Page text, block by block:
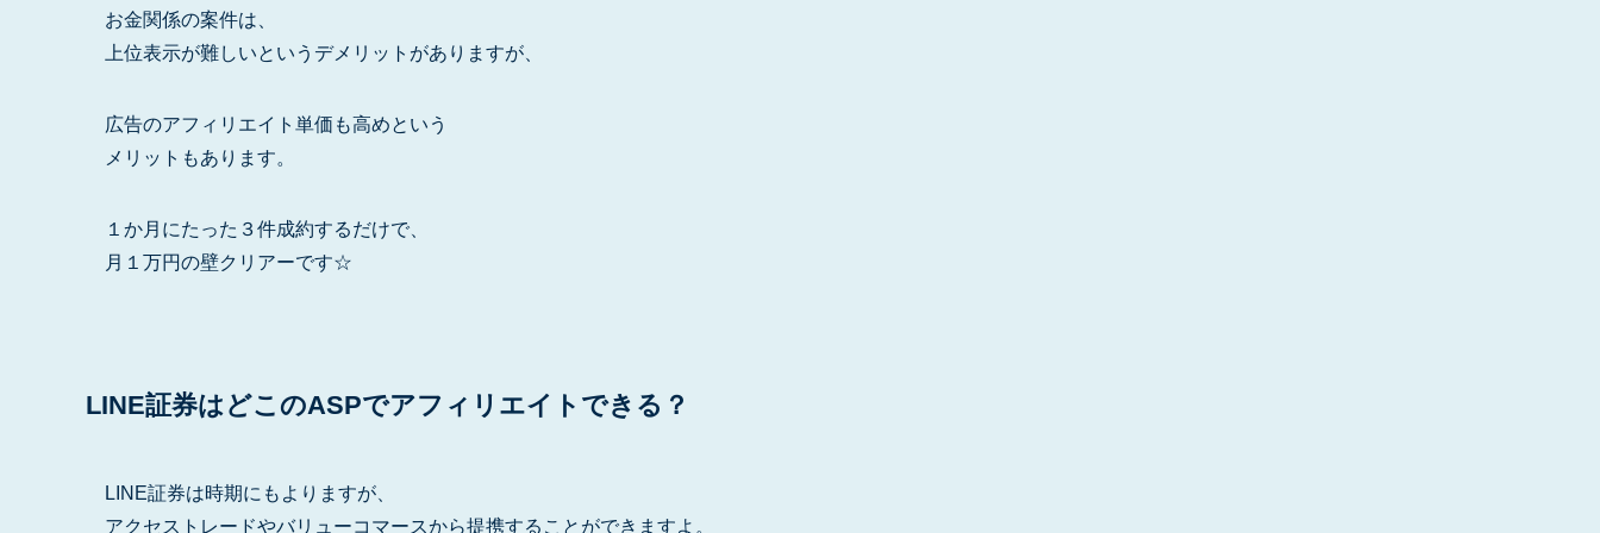
お金関係の案件は、
上位表示が難しいというデメリットがありますが、
広告のアフィリエイト単価も高めという
メリットもあります。
１か月にたった３件成約するだけで、
月１万円の壁クリアーです☆
LINE証券はどこのASPでアフィリエイトできる？
LINE証券は時期にもよりますが、
アクセストレードやバリューコマースから提携することができますよ。